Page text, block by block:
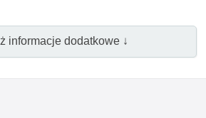
informacje dodatkowe ↓